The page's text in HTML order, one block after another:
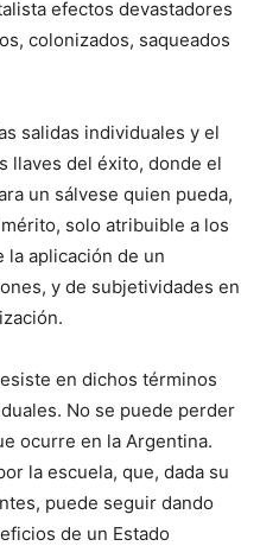
efectos devastadores
colonizados, saqueados
salidas individuales y el
llaves del éxito, donde el
un sálvese quien pueda,
solo atribuible a los
la aplicación de un
y de subjetividades en
en dichos términos
No se puede perder
ocurre en la Argentina.
la escuela, que, dada su
puede seguir dando
de un Estado